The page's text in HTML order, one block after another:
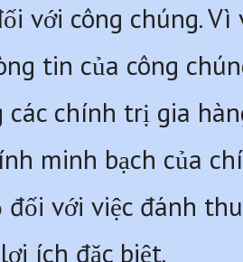
với công chúng.
tin của công
các chính trị gia
minh bạch của
đối với việc đánh
ích đặc biệt.